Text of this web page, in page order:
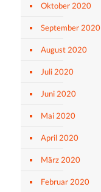
Oktober 2020
September 2020
August 2020
Juli 2020
Juni 2020
Mai 2020
April 2020
März 2020
Februar 2020